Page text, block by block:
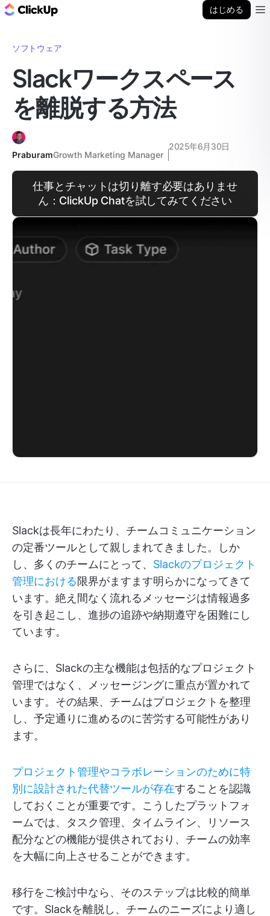
はじめる
ソフトウェア
Slackワークスペース
を離脱する方法
PraburamGrowth Marketing Manager
2025年6月30日
仕事とチャットは切り離す必要はありませ
ん：ClickUp Chatを試してみてください
Slackは長年にわたり、チームコミュニケーション
の定番ツールとして親しまれてきました。しか
し、多くのチームにとって、 Slackのプロジェクト
管理における限界がますます明らかになってきて
います。絶え間なく流れるメッセージは情報過多
を引き起こし、進捗の追跡や納期遵守を困難にし
ています。
さらに、Slackの主な機能は包括的なプロジェクト
管理ではなく、メッセージングに重点が置かれて
います。その結果、チームはプロジェクトを整理
し、予定通りに進めるのに苦労する可能性があり
ます。
プロジェクト管理やコラボレーションのために特
別に設計された代替ツールが存在することを認識
しておくことが重要です。こうしたプラットフォ
ームでは、タスク管理、タイムライン、リソース
配分などの機能が提供されており、チームの効率
を大幅に向上させることができます。
移行をご検討中なら、そのステップは比較的簡単
です。Slackを離脱し、チームのニーズにより適し